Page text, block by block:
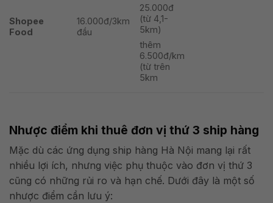
Shopee
Food
16.000đ/3km
đầu
25.000đ
(từ 4,1-
5km)
thêm
6.500đ/km
(từ trên
5km
Nhược điểm khi thuê đơn vị thứ 3 ship hàng
Mặc dù các ứng dụng ship hàng Hà Nội mang lại rất
nhiều lợi ích, nhưng việc phụ thuộc vào đơn vị thứ 3
cũng có những rủi ro và hạn chế. Dưới đây là một số
nhược điểm cần lưu ý: